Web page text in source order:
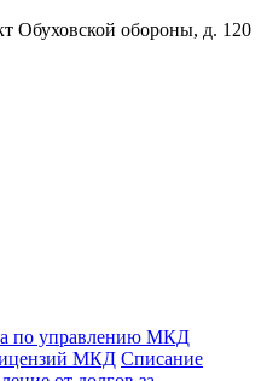
Обуховской обороны, д. 120
по управлению МКД
МКД Списание